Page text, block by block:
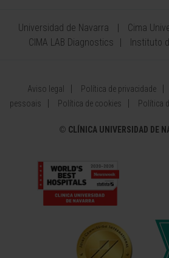
Universidad de Navarra
Cima
CIMA LAB Diagnostics
Instituto
Aviso legal Política de privacidade
pessoais
Política de cookies Política
© CLÍNICA UNIVERSIDAD DE